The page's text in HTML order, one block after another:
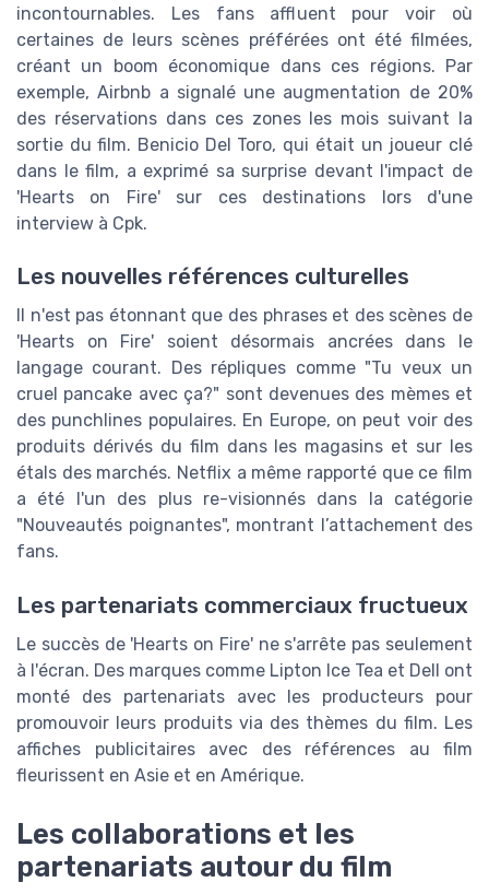
incontournables. Les fans affluent pour voir où
certaines de leurs scènes préférées ont été filmées,
créant un boom économique dans ces régions. Par
exemple, Airbnb a signalé une augmentation de 20%
des réservations dans ces zones les mois suivant la
sortie du film. Benicio Del Toro, qui était un joueur clé
dans le film, a exprimé sa surprise devant l'impact de
'Hearts on Fire' sur ces destinations lors d'une
interview à Cpk.
Les nouvelles références culturelles
Il n'est pas étonnant que des phrases et des scènes de
'Hearts on Fire' soient désormais ancrées dans le
langage courant. Des répliques comme "Tu veux un
cruel pancake avec ça?" sont devenues des mèmes et
des punchlines populaires. En Europe, on peut voir des
produits dérivés du film dans les magasins et sur les
étals des marchés. Netflix a même rapporté que ce film
a été l'un des plus re-visionnés dans la catégorie
"Nouveautés poignantes", montrant l’attachement des
fans.
Les partenariats commerciaux fructueux
Le succès de 'Hearts on Fire' ne s'arrête pas seulement
à l'écran. Des marques comme Lipton Ice Tea et Dell ont
monté des partenariats avec les producteurs pour
promouvoir leurs produits via des thèmes du film. Les
affiches publicitaires avec des références au film
fleurissent en Asie et en Amérique.
Les collaborations et les
partenariats autour du film